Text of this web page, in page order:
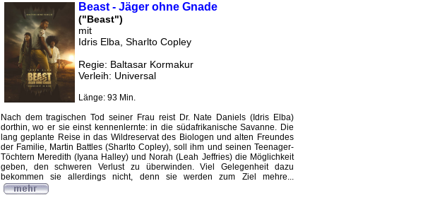
Beast - Jäger ohne Gnade
("Beast")
mit
Idris Elba, Sharlto Copley
Regie: Baltasar Kormakur
Verleih: Universal
Länge: 93 Min.
Nach dem tragischen Tod seiner Frau reist Dr. Nate Daniels (Idris Elba)
dorthin, wo er sie einst kennenlernte: in die südafrikanische Savanne. Die
lang geplante Reise in das Wildreservat des Biologen und alten Freundes
der Familie, Martin Battles (Sharlto Copley), soll ihm und seinen Teenager-
Töchtern Meredith (Iyana Halley) und Norah (Leah Jeffries) die Möglichkeit
geben, den schweren Verlust zu überwinden. Viel Gelegenheit dazu
bekommen sie allerdings nicht, denn sie werden zum Ziel mehre...